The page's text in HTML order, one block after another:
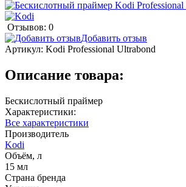
Отзывов: 0
Добавить отзыв
Артикул: Kodi Professional Ultrabond
Описание товара:
Бескислотный праймер
Характеристики:
Все характеристики
Производитель
Kodi
Объём, л
15 мл
Страна бренда